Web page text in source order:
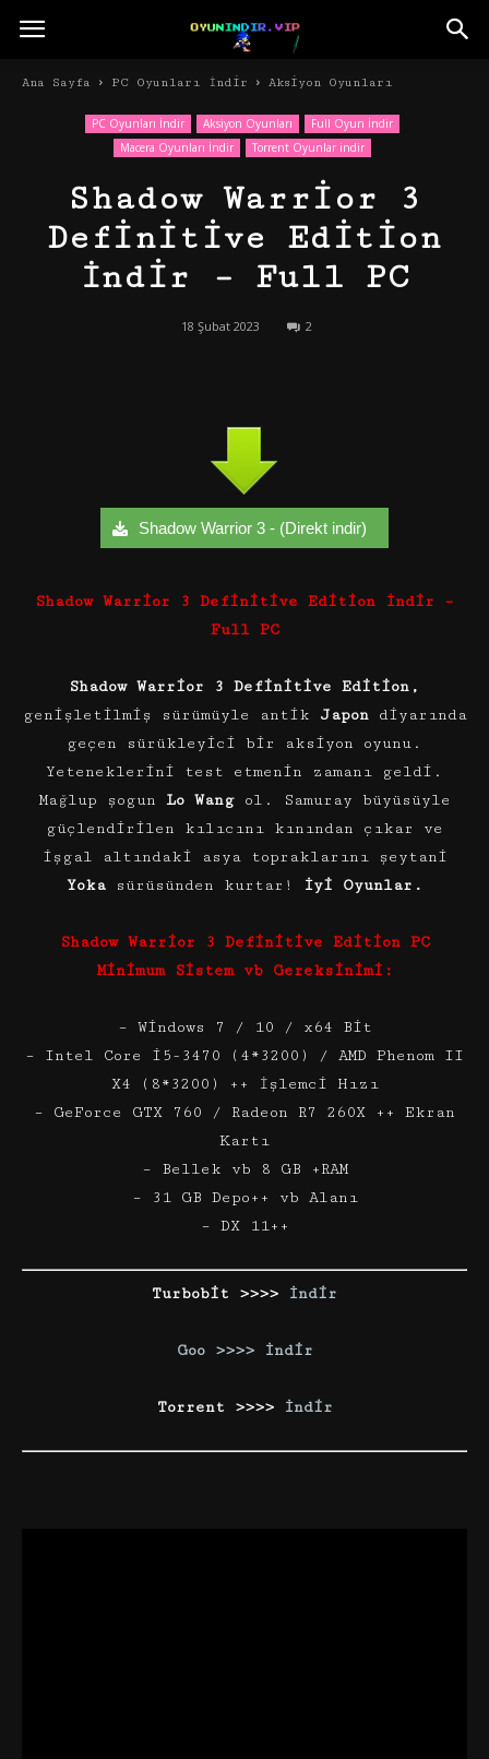
Ana Sayfa PC Oyunları İndir Aksiyon Oyunları
PC Oyunları İndir Aksiyon Oyunları
Full Oyun İndir
Macera Oyunları İndir
Torrent Oyunlar indir
Shadow Warrior 3
Definitive Edition
İndir – Full PC
18 Şubat 2023 2
Shadow Warrior 3 - (Direkt indir)
Shadow Warrior 3 Definitive Edition İndir –
Full PC
Shadow Warrior 3 Definitive Edition,
genişletilmiş sürümüyle antik Japondiyarında
geçen sürükleyici bir aksiyon oyunu.
Yeteneklerini test etmenin zamanı geldi.
Mağlup şogun Lo Wangol. Samuray büyüsüyle
güçlendirilen kılıcını kınından çıkar ve
işgal altındaki asya topraklarını şeytani
Yoka
sürüsünden kurtar! İyi Oyunlar.
Shadow Warrior 3 Definitive Edition PC
Minimum Sistem vb Gereksinimi:
– Windows 7 / 10 / x64 Bit
– Intel Core i5-3470 (4*3200) / AMD Phenom II
X4 (8*3200) ++ İşlemci Hızı
– GeForce GTX 760 / Radeon R7 260X ++ Ekran
Kartı
– Bellek vb 8 GB +RAM
– 31 GB Depo++ vb Alanı
– DX 11++
Turbobit >>>> İndir
Goo >>>> İndir
Torrent >>>>İndir